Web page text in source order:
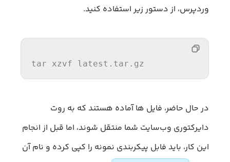
وردپرس، از دستور زیر استفاده کنید.
tar xzvf latest.tar.gz
در حال حاضر، فایل ها آماده هستند که به روت
دایرکتوری وب‌سایت شما منتقل شوند، اما قبل از انجام
این کار، باید فابل پیکربندی نمونه را کپی کرده و نام آن